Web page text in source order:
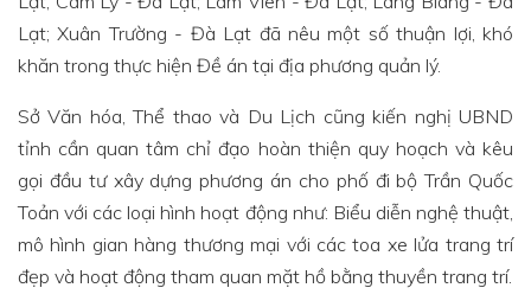
Lạt; Xuân Trường - Đà Lạt đã nêu một số thuận lợi, khó
khăn trong thực hiện Đề án tại địa phương quản lý.
Sở Văn hóa, Thể thao và Du Lịch cũng kiến nghị UBND
tỉnh cần quan tâm chỉ đạo hoàn thiện quy hoạch và kêu
gọi đầu tư xây dựng phương án cho phố đi bộ Trần Quốc
Toản với các loại hình hoạt động như: Biểu diễn nghệ thuật,
mô hình gian hàng thương mại với các toa xe lửa trang trí
đẹp và hoạt động tham quan mặt hồ bằng thuyền trang trí.